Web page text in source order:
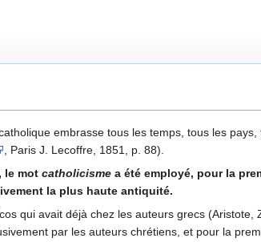
embrasse tous les temps, tous les
, Paris J. Lecoffre, 1851, p. 88).
le mot catholicisme a été employé, pour la
la plus haute antiquité.
qui avait déjà chez les auteurs grecs
par les auteurs chrétiens, et pour la